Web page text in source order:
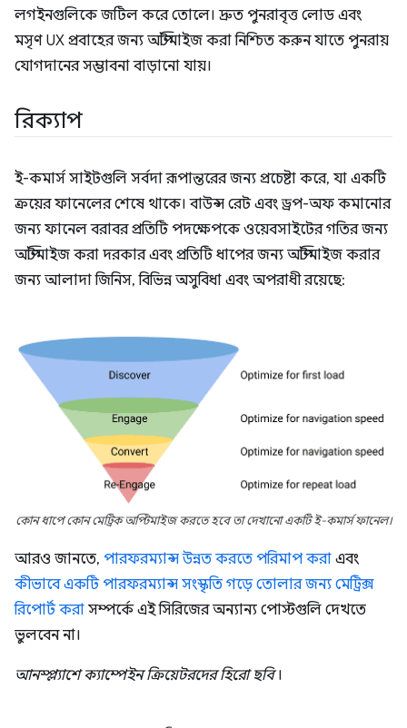
লগইনগুলিকে জটিল করে তোলে। দ্রুত পুনরাবৃত্ত লোড এবং
মসৃণ UX প্রবাহের জন্য অপ্টিমাইজ করা নিশ্চিত করুন যাতে পুনরায়
যোগদানের সম্ভাবনা বাড়ানো যায়।
রিক্যাপ
ই-কমার্স সাইটগুলি সর্বদা রূপান্তরের জন্য প্রচেষ্টা করে, যা একটি
ক্রয়ের ফানেলের শেষে থাকে। বাউন্স রেট এবং ড্রপ-অফ কমানোর
জন্য ফানেল বরাবর প্রতিটি পদক্ষেপকে ওয়েবসাইটের গতির জন্য
অপ্টিমাইজ করা দরকার এবং প্রতিটি ধাপের জন্য অপ্টিমাইজ করার
জন্য আলাদা জিনিস, বিভিন্ন অসুবিধা এবং অপরাধী রয়েছে:
কোন ধাপে কোন মেট্রিক অপ্টিমাইজ করতে হবে তা দেখানো একটি ই-কমার্স ফানেল।
আরও জানতে, পারফরম্যান্স উন্নত করতে পরিমাপ করা এবং
কীভাবে একটি পারফরম্যান্স সংস্কৃতি গড়ে তোলার জন্য মেট্রিক্স
রিপোর্ট করা সম্পর্কে এই সিরিজের অন্যান্য পোস্টগুলি দেখতে
ভুলবেন না।
আনস্প্ল্যাশে ক্যাম্পেইন ক্রিয়েটরদের হিরো ছবি।